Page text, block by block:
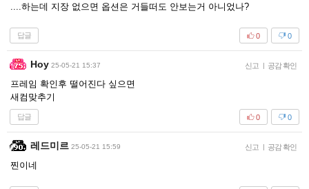
....하는데 지장 없으면 옵션은 거들떠도 안보는거 아니었나?
답글 0
0
Hoy 25-05-21 15:37 신고 공감 확인
프레임 확인후 떨어진다 싶으면
새컴맞추기
답글 0
0
레드미르 25-05-21 15:59 신고 공감 확인
찐이네